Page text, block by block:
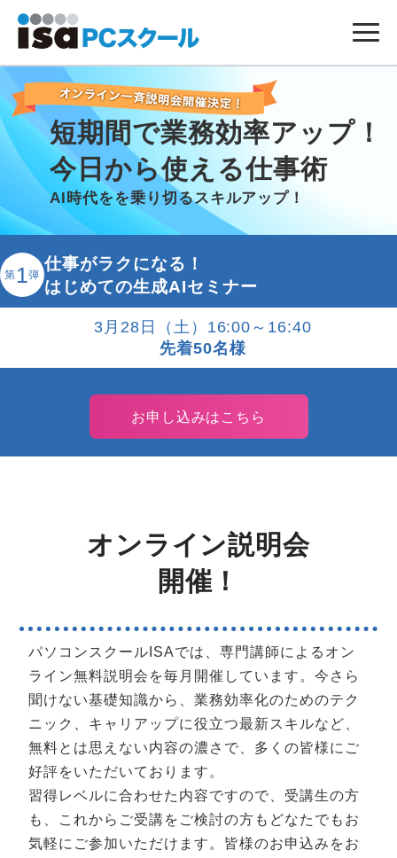
短期間で業務効率アップ！
今日から使える仕事術
AI時代をを乗り切るスキルアップ！
第 1弾
仕事がラクになる！
はじめての生成AIセミナー
3月28日（土）16:00～16:40
先着50名様
お申し込みはこちら
オンライン説明会
開催！
パソコンスクールISAでは、専門講師によるオン
ライン無料説明会を毎月開催しています。今さら
聞けない基礎知識から、業務効率化のためのテク
ニック、キャリアップに役立つ最新スキルなど、
無料とは思えない内容の濃さで、多くの皆様にご
好評をいただいております。
習得レベルに合わせた内容ですので、受講生の方
も、これからご受講をご検討の方もどなたでもお
気軽にご参加いただけます。皆様のお申込みをお